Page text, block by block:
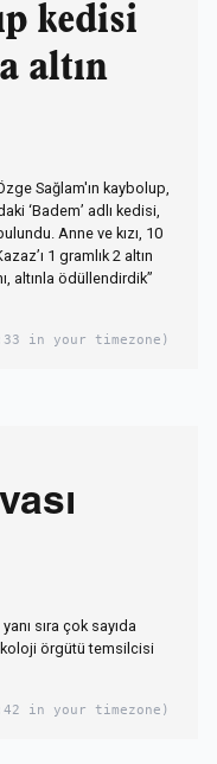
kedisi
altın
Sağlam'ın kaybolup,
‘Badem’ adlı kedisi,
Anne ve kızı, 10
1 gramlık 2 altın
altınla ödüllendirdik”
in your timezone)
sıra çok sayıda
örgütü temsilcisi
in your timezone)